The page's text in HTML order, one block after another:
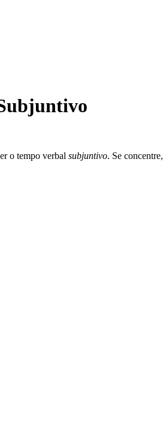
o tempo verbal subjuntivo. Se